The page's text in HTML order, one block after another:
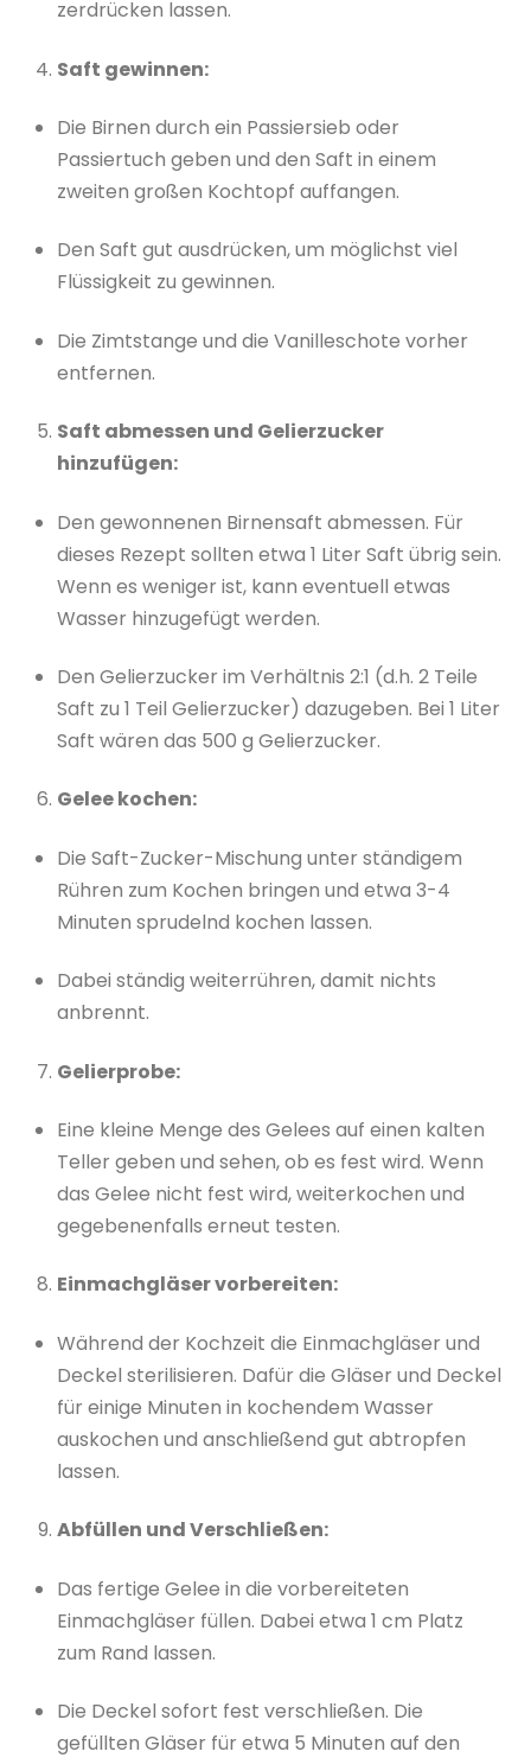
zerdrücken lassen.
Saft gewinnen:
Die Birnen durch ein Passiersieb oder
Passiertuch geben und den Saft in einem
zweiten großen Kochtopf auffangen.
Den Saft gut ausdrücken, um möglichst viel
Flüssigkeit zu gewinnen.
Die Zimtstange und die Vanilleschote vorher
entfernen.
Saft abmessen und Gelierzucker
hinzufügen:
Den gewonnenen Birnensaft abmessen. Für
dieses Rezept sollten etwa 1 Liter Saft übrig sein.
Wenn es weniger ist, kann eventuell etwas
Wasser hinzugefügt werden.
Den Gelierzucker im Verhältnis 2:1 (d.h. 2 Teile
Saft zu 1 Teil Gelierzucker) dazugeben. Bei 1 Liter
Saft wären das 500 g Gelierzucker.
Gelee kochen:
Die Saft-Zucker-Mischung unter ständigem
Rühren zum Kochen bringen und etwa 3-4
Minuten sprudelnd kochen lassen.
Dabei ständig weiterrühren, damit nichts
anbrennt.
Gelierprobe:
Eine kleine Menge des Gelees auf einen kalten
Teller geben und sehen, ob es fest wird. Wenn
das Gelee nicht fest wird, weiterkochen und
gegebenenfalls erneut testen.
Einmachgläser vorbereiten:
Während der Kochzeit die Einmachgläser und
Deckel sterilisieren. Dafür die Gläser und Deckel
für einige Minuten in kochendem Wasser
auskochen und anschließend gut abtropfen
lassen.
Abfüllen und Verschließen:
Das fertige Gelee in die vorbereiteten
Einmachgläser füllen. Dabei etwa 1 cm Platz
zum Rand lassen.
Die Deckel sofort fest verschließen. Die
gefüllten Gläser für etwa 5 Minuten auf den